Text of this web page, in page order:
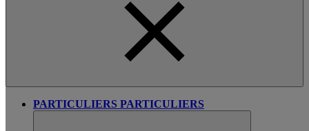
PARTICULIERS PARTICULIERS